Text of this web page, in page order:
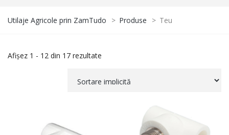
Utilaje Agricole prin ZamTudo > Produse > Teu
Afișez 1 - 12 din 17 rezultate